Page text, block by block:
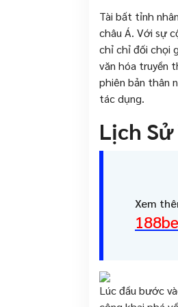
Tài bất tỉnh
châu Á. Với sự
chỉ chỉ đối chọi
văn hóa truyền
phiên bản thân
tác dụng.
Lịch
Xem
Lúc đầu bước